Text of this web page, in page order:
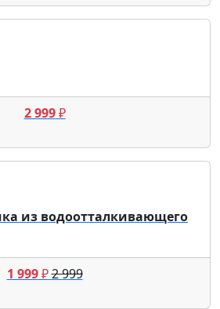
2 999₽
из водоотталкивающего
1 999₽2 999